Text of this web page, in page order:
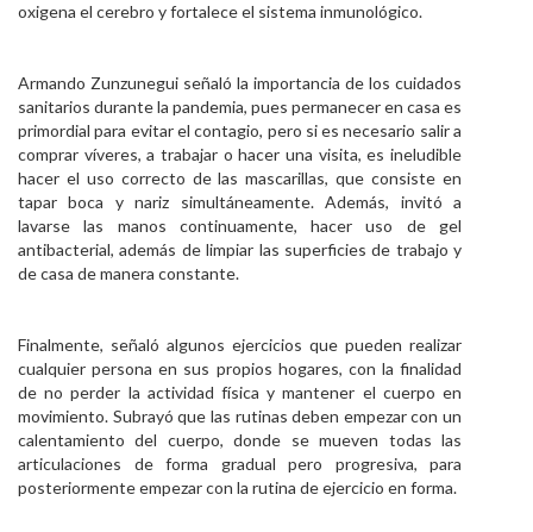
oxigena el cerebro y fortalece el sistema inmunológico.
Armando Zunzunegui señaló la importancia de los cuidados
sanitarios durante la pandemia, pues permanecer en casa es
primordial para evitar el contagio, pero si es necesario salir a
comprar víveres, a trabajar o hacer una visita, es ineludible
hacer el uso correcto de las mascarillas, que consiste en
tapar boca y nariz simultáneamente. Además, invitó a
lavarse las manos continuamente, hacer uso de gel
antibacterial, además de limpiar las superficies de trabajo y
de casa de manera constante.
Finalmente, señaló algunos ejercicios que pueden realizar
cualquier persona en sus propios hogares, con la finalidad
de no perder la actividad física y mantener el cuerpo en
movimiento. Subrayó que las rutinas deben empezar con un
calentamiento del cuerpo, donde se mueven todas las
articulaciones de forma gradual pero progresiva, para
posteriormente empezar con la rutina de ejercicio en forma.